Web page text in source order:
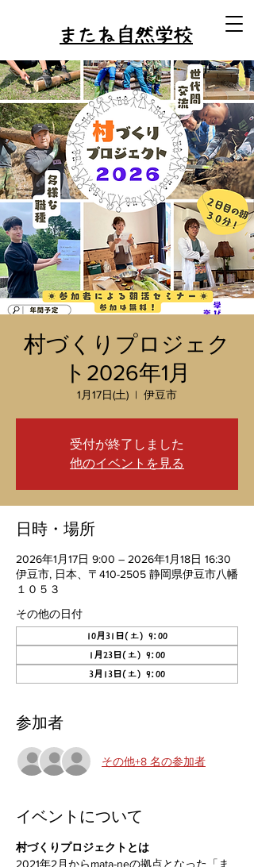
またね自然学校
村づくりプロジェク
ト2026年1月
1月17日(土)
  |
伊豆市
受付が終了しました
他のイベントを見る
日時・場所
2026年1月17日 9:00 – 2026年1月18日 16:30
伊豆市, 日本、〒410-2505 静岡県伊豆市八幡
１０５３
その他の日付
10月31日(土) 9:00
1月23日(土) 9:00
3月13日(土) 9:00
参加者
その他+8 名の参加者
イベントについて
村づくりプロジェクトとは
2021年2月からmata-neの拠点となった「ま